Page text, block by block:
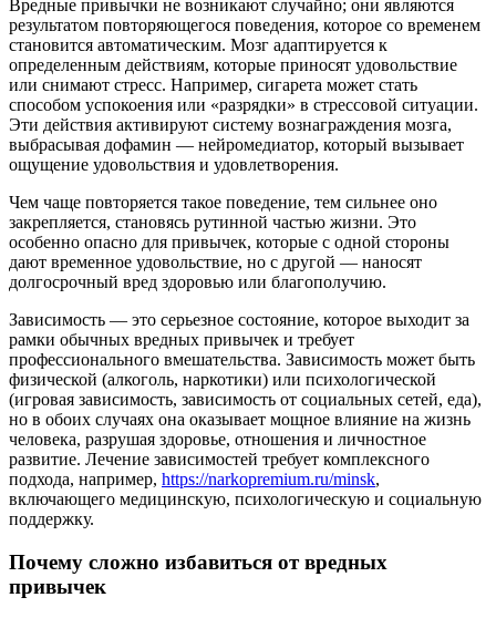
Вредные привычки не возникают случайно; они являются
результатом повторяющегося поведения, которое со временем
становится автоматическим. Мозг адаптируется к
определенным действиям, которые приносят удовольствие
или снимают стресс. Например, сигарета может стать
способом успокоения или «разрядки» в стрессовой ситуации.
Эти действия активируют систему вознаграждения мозга,
выбрасывая дофамин — нейромедиатор, который вызывает
ощущение удовольствия и удовлетворения.
Чем чаще повторяется такое поведение, тем сильнее оно
закрепляется, становясь рутинной частью жизни. Это
особенно опасно для привычек, которые с одной стороны
дают временное удовольствие, но с другой — наносят
долгосрочный вред здоровью или благополучию.
Зависимость — это серьезное состояние, которое выходит за
рамки обычных вредных привычек и требует
профессионального вмешательства. Зависимость может быть
физической (алкоголь, наркотики) или психологической
(игровая зависимость, зависимость от социальных сетей, еда),
но в обоих случаях она оказывает мощное влияние на жизнь
человека, разрушая здоровье, отношения и личностное
развитие. Лечение зависимостей требует комплексного
подхода, например, https://narkopremium.ru/minsk,
включающего медицинскую, психологическую и социальную
поддержку.
Почему сложно избавиться от вредных
привычек